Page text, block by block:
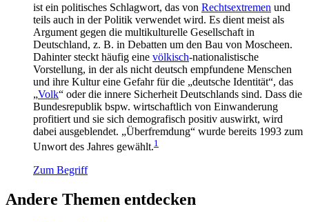
ist ein politisches Schlagwort, das von Rechtsextremen und
teils auch in der Politik verwendet wird. Es dient meist als
Argument gegen die multikulturelle Gesellschaft in
Deutschland, z. B. in Debatten um den Bau von Moscheen.
Dahinter steckt häufig eine völkisch-nationalistische
Vorstellung, in der als nicht deutsch empfundene Menschen
und ihre Kultur eine Gefahr für die „deutsche Identität“, das
„Volk“ oder die innere Sicherheit Deutschlands sind. Dass die
Bundesrepublik bspw. wirtschaftlich von Einwanderung
profitiert und sie sich demografisch positiv auswirkt, wird
dabei ausgeblendet. „Überfremdung“ wurde bereits 1993 zum
Unwort des Jahres gewählt.1
Zum Begriff
Andere Themen entdecken